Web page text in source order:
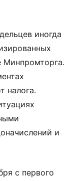
иногда
Минпромторга.
налога.
и
с первого